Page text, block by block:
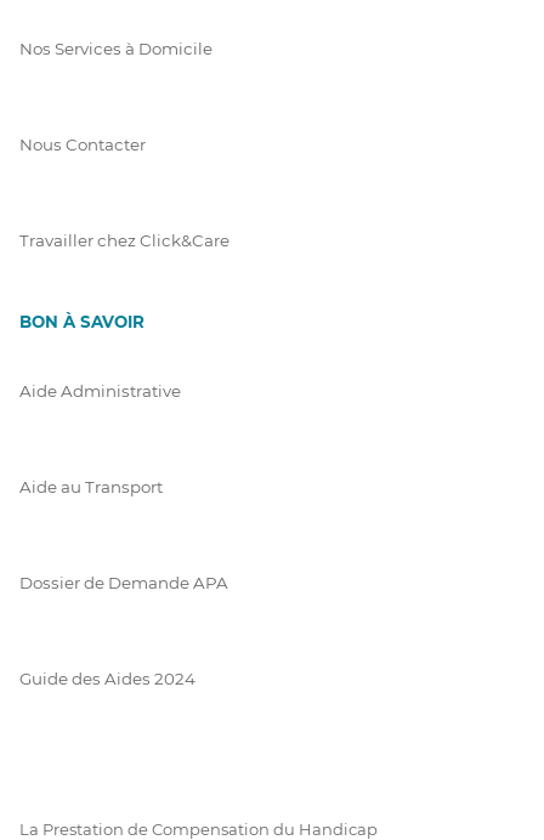
Nos Services à Domicile
Nous Contacter
Travailler chez Click&Care
BON À SAVOIR
Aide Administrative
Aide au Transport
Dossier de Demande APA
Guide des Aides 2024
La Prestation de Compensation du Handicap